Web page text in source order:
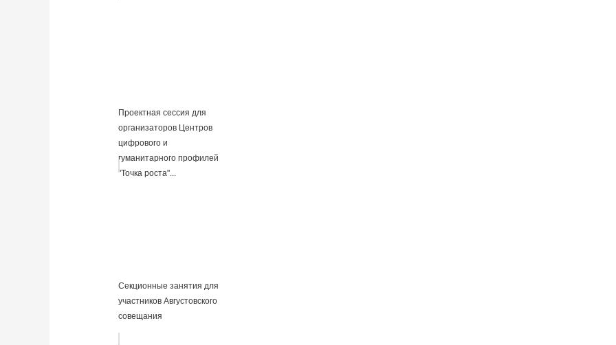
Проектная сессия для
организаторов Центров
цифрового и
гуманитарного профилей
"Точка роста"...
Cекционные занятия для
участников Августовского
совещания